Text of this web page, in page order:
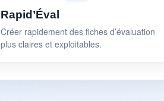
Rapid’Éval
Créer rapidement des fiches d’évaluation
plus claires et exploitables.